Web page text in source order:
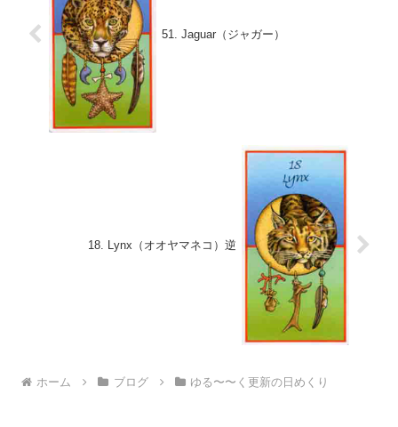
51. Jaguar（ジャガー）
18. Lynx（オオヤマネコ）逆
ホーム ブログ ゆる〜〜く更新の日めくり